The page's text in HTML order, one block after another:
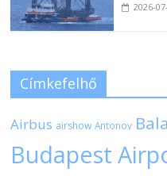
2026-
Címkefelhő
Airbus airshow Antonov
Budapest